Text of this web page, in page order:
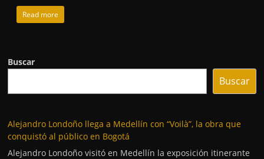
Read more
Buscar
Buscar
Alejandro Londoño llega a Medellín con “Voilà”, la obra que
conquistó al público en Bogotá
Alejandro Londoño visitó en Medellín la exposición itinerante